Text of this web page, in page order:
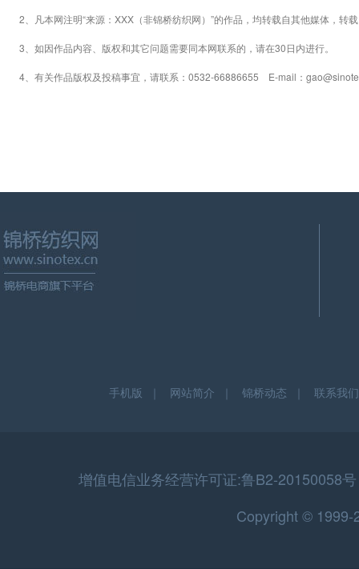
2、凡本网注明“来源：XXX（非锦桥纺织网）”的作品，均转载自其他媒体，转
3、如因作品内容、版权和其它问题需要同本网联系的，请在30日内进行。
4、有关作品版权及投稿事宜，请联系：0532-66886655 E-mail：
手机版 ｜ 网站简介 ｜ 锦桥动态 ｜ 联系我们
增值电信业务经营许可证:鲁B2-
Copyright © 1999-